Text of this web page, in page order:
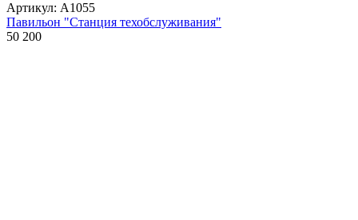
Артикул: А1055
Павильон "Станция техобслуживания"
50 200